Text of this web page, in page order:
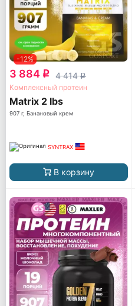
-12%
3 884 q 4 414q
Комплексный протеин
Matrix 2 lbs
907 г, Банановый крем
SYNTRAX
В корзину